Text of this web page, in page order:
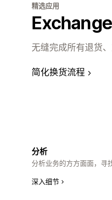
精选应用
无缝完成所有退货
简化换货流程
分析
分析业务的方方面面，寻
深入细节